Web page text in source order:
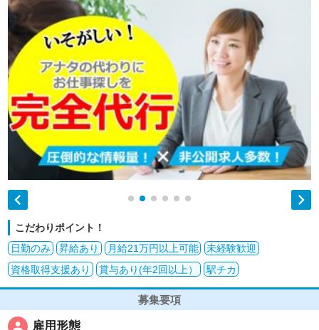
 
こだわりポイント！
日勤のみ
昇給あり 月給21万円以上可能
未経験歓迎
資格取得支援あり
賞与あり(年2回以上） 駅チカ
募集要項
person 雇用形態